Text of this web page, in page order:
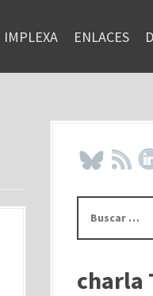
IMPLEXA ENLACES
s
rcharla